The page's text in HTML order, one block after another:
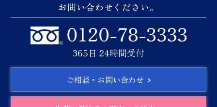
お問い合わせください。
365日 24時間受付
ご相談・お問い合わせ